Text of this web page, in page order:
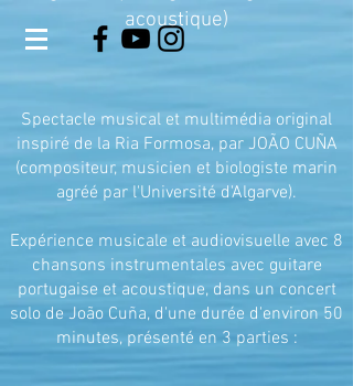
acoustique)
Spectacle musical et multimédia original
inspiré de la Ria Formosa, par JOÃO CUÑA
(compositeur, musicien et biologiste marin
agréé par l'Université d'Algarve).
Expérience musicale et audiovisuelle avec 8
chansons instrumentales avec guitare
portugaise et acoustique, dans un concert
solo de João Cuña, d'une durée d'environ 50
minutes, présenté en 3 parties :